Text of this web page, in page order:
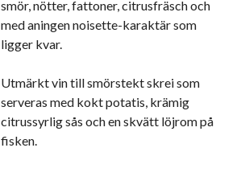
smör, nötter, fattoner, citrusfräsch och
med aningen noisette-karaktär som
ligger kvar.
Utmärkt vin till smörstekt skrei som
serveras med kokt potatis, krämig
citrussyrlig sås och en skvätt löjrom på
fisken.